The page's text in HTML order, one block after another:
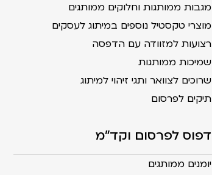
מגבות ממותגות וחלוקים ממותגים
מוצרי טקסטיל נוספים במיתוג לעסקים
רצועות למזוודה עם הדפסה
שמיכות ממותגות
שרוכים לצוואר ותגי זיהוי למיתוג
תיקים לפרסום
דפוס לפרסום וקד"מ
יומנים ממותגים